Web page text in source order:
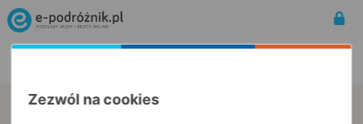
Turzno Bydgoszcz
Zezwól na cookies